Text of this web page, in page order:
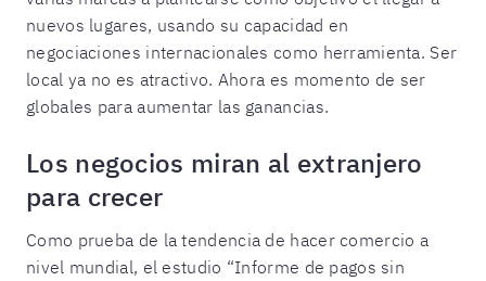
nuevos lugares, usando su capacidad en
negociaciones internacionales como herramienta. Ser
local ya no es atractivo. Ahora es momento de ser
globales para aumentar las ganancias.
Los negocios miran al extranjero
para crecer
Como prueba de la tendencia de hacer comercio a
nivel mundial, el estudio “Informe de pagos sin